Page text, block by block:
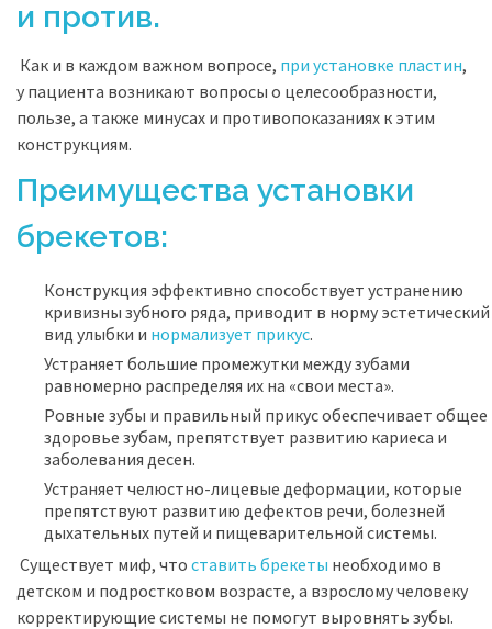
и против.
Как и в каждом важном вопросе, при установке пластин,
у пациента возникают вопросы о целесообразности,
пользе, а также минусах и противопоказаниях к этим
конструкциям.
Преимущества установки
брекетов:
Конструкция эффективно способствует устранению
кривизны зубного ряда, приводит в норму эстетический
вид улыбки и нормализует прикус.
Устраняет большие промежутки между зубами
равномерно распределяя их на «свои места».
Ровные зубы и правильный прикус обеспечивает общее
здоровье зубам, препятствует развитию кариеса и
заболевания десен.
Устраняет челюстно-лицевые деформации, которые
препятствуют развитию дефектов речи, болезней
дыхательных путей и пищеварительной системы.
Существует миф, что ставить брекеты необходимо в
детском и подростковом возрасте, а взрослому человеку
корректирующие системы не помогут выровнять зубы.